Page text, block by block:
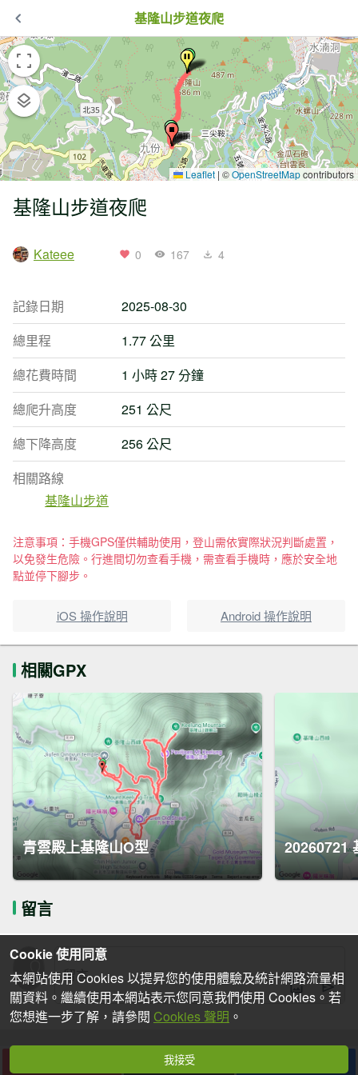
基隆山步道夜爬
Leaflet | ©OpenStreetMapcontributors
基隆山步道夜爬
Kateee 0 167 4
記錄日期
2025-08-30
總里程
1.77 公里
總花費時間
1 小時 27 分鐘
總爬升高度
251 公尺
總下降高度
256 公尺
相關路線
基隆山步道
注意事項：手機GPS僅供輔助使用，登山需依實際狀況判斷處置，
以免發生危險。行進間切勿查看手機，需查看手機時，應於安全地
點並停下腳步。
iOS 操作說明 Android 操作說明
相關GPX
青雲殿上基隆山O型 20260721
留言
下載
Cookie 使用同意
本網站使用 Cookies 以提昇您的使用體驗及統計網路流量相
關資料。繼續使用本網站表示您同意我們使用 Cookies。若
您想進一步了解，請參閱 Cookies 聲明 。
我接受